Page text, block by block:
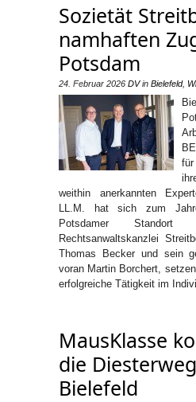
Sozietät
namhaften
Potsdam
24. Februar 2026 DVin Bielefeld,
weithin anerkannten
LL.M. hat sich zum
Potsdamer Standort
Rechtsanwaltskanzlei
Thomas Becker und sein
voran Martin Borchert,
erfolgreiche Tätigkeit im
MausKlasse
die
Bielefeld